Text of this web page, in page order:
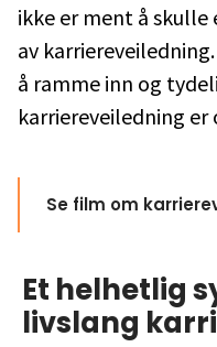
ikke er ment å
av
å ramme inn og
karriereveiledning
Se film om
Et helhetlig
livslang